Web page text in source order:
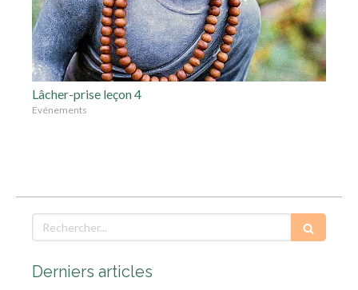
Lâcher-prise leçon 4
Evénements
Derniers articles